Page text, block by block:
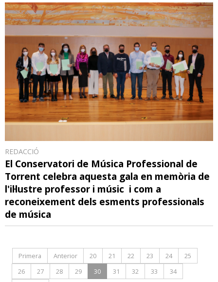
REDACCIÓ
El Conservatori de Música Professional de
Torrent celebra aquesta gala en memòria de
l'il·lustre professor i músic i com a
reconeixement dels esments professionals
de música
Primera Anterior 20 21 22 23 24
25
26
27 28 29 30 31 32 33
34